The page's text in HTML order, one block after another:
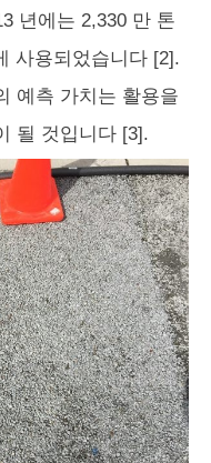
년에는 2,330 만 톤
사용되었습니다 [2].
예측 가치는 활용을
될 것입니다 [3].